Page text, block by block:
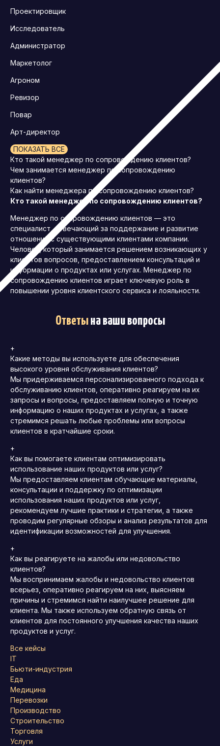
Проектировщик
Исследователь
Администратор
Маркетолог
Агроном
Ревизор
Повар
Арт-директор
ПОКАЗАТЬ ВСЕ
Кто такой менеджер по сопровождению клиентов?
Чем занимается менеджер по сопровождению
клиентов?
Как найти менеджера по сопровождению клиентов?
Кто такой менеджер по сопровождению клиентов?
Менеджер по сопровождению клиентов — это
специалист, отвечающий за поддержание и развитие
отношений с существующими клиентами компании.
Человек, который занимается решением возникающих у
клиентов вопросов, предоставлением консультаций и
информации о продуктах или услугах. Менеджер по
сопровождению клиентов играет ключевую роль в
повышении уровня клиентского сервиса и лояльности.
Ответына ваши вопросы
+
Какие методы вы используете для обеспечения
высокого уровня обслуживания клиентов?
Мы придерживаемся персонализированного подхода к
обслуживанию клиентов, оперативно реагируем на их
запросы и вопросы, предоставляем полную и точную
информацию о наших продуктах и услугах, а также
стремимся решать любые проблемы или вопросы
клиентов в кратчайшие сроки.
+
Как вы помогаете клиентам оптимизировать
использование наших продуктов или услуг?
Мы предоставляем клиентам обучающие материалы,
консультации и поддержку по оптимизации
использования наших продуктов или услуг,
рекомендуем лучшие практики и стратегии, а также
проводим регулярные обзоры и анализ результатов для
идентификации возможностей для улучшения.
+
Как вы реагируете на жалобы или недовольство
клиентов?
Мы воспринимаем жалобы и недовольство клиентов
всерьез, оперативно реагируем на них, выясняем
причины и стремимся найти наилучшее решение для
клиента. Мы также используем обратную связь от
клиентов для постоянного улучшения качества наших
продуктов и услуг.
Все кейсы
IT
Бьюти-индустрия
Еда
Медицина
Перевозки
Производство
Строительство
Торговля
Услуги